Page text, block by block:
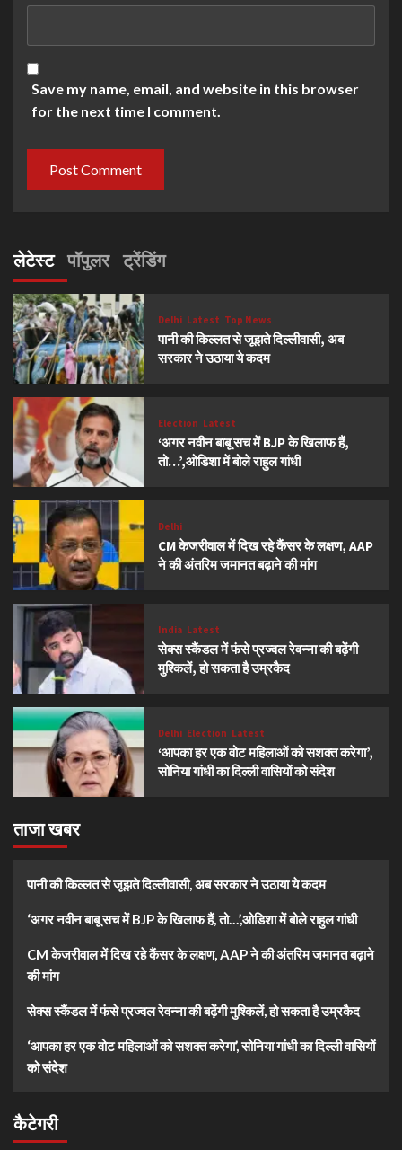
Save my name, email, and website in this browser
for the next time I comment.
लेटेस्ट पॉपुलर ट्रेंडिंग
Delhi Latest Top News
पानी की किल्लत से जूझते दिल्लीवासी, अब
सरकार ने उठाया ये कदम
Election Latest
‘अगर नवीन बाबू सच में BJP के खिलाफ हैं,
तो…’,ओडिशा में बोले राहुल गांधी
Delhi
CM केजरीवाल में दिख रहे कैंसर के लक्षण, AAP
ने की अंतरिम जमानत बढ़ाने की मांग
India Latest
सेक्स स्कैंडल में फंसे प्रज्वल रेवन्ना की बढ़ेंगी
मुश्किलें, हो सकता है उम्रकैद
Delhi Election Latest
‘आपका हर एक वोट महिलाओं को सशक्त करेगा’,
सोनिया गांधी का दिल्ली वासियों को संदेश
ताजा खबर
पानी की किल्लत से जूझते दिल्लीवासी, अब सरकार ने उठाया ये कदम
‘अगर नवीन बाबू सच में BJP के खिलाफ हैं, तो…’,ओडिशा में बोले राहुल गांधी
CM केजरीवाल में दिख रहे कैंसर के लक्षण, AAP ने की अंतरिम जमानत बढ़ाने
की मांग
सेक्स स्कैंडल में फंसे प्रज्वल रेवन्ना की बढ़ेंगी मुश्किलें, हो सकता है उम्रकैद
‘आपका हर एक वोट महिलाओं को सशक्त करेगा’, सोनिया गांधी का दिल्ली वासियों
को संदेश
कैटेगरी